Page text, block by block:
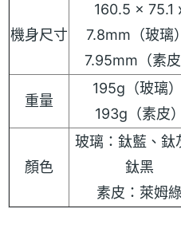
機身尺寸
160.5 x 75.1
7.8mm（玻璃
7.95mm（素皮
重量
195g（玻璃
193g（素皮）
顏色
玻璃：鈦藍、鈦
鈦黑
素皮：萊姆